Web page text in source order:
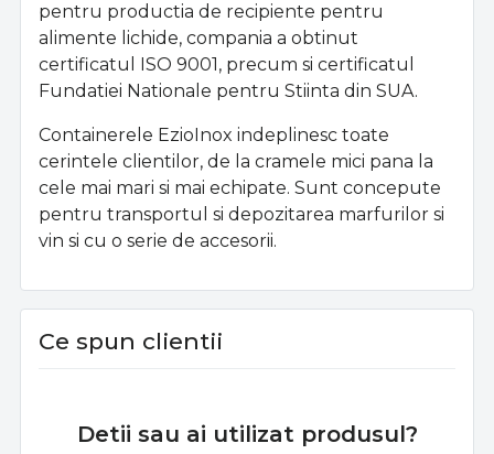
pentru productia de recipiente pentru
alimente lichide, compania a obtinut
certificatul ISO 9001, precum si certificatul
Fundatiei Nationale pentru Stiinta din SUA.
Containerele EzioInox indeplinesc toate
cerintele clientilor, de la cramele mici pana la
cele mai mari si mai echipate. Sunt concepute
pentru transportul si depozitarea marfurilor si
vin si cu o serie de accesorii.
Ce spun clientii
Detii sau ai utilizat produsul?